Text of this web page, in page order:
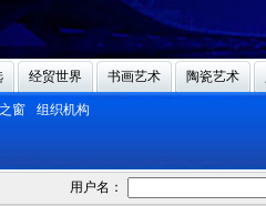
经贸世界 书画艺术 陶瓷艺术
窗 组织机构
用户名：